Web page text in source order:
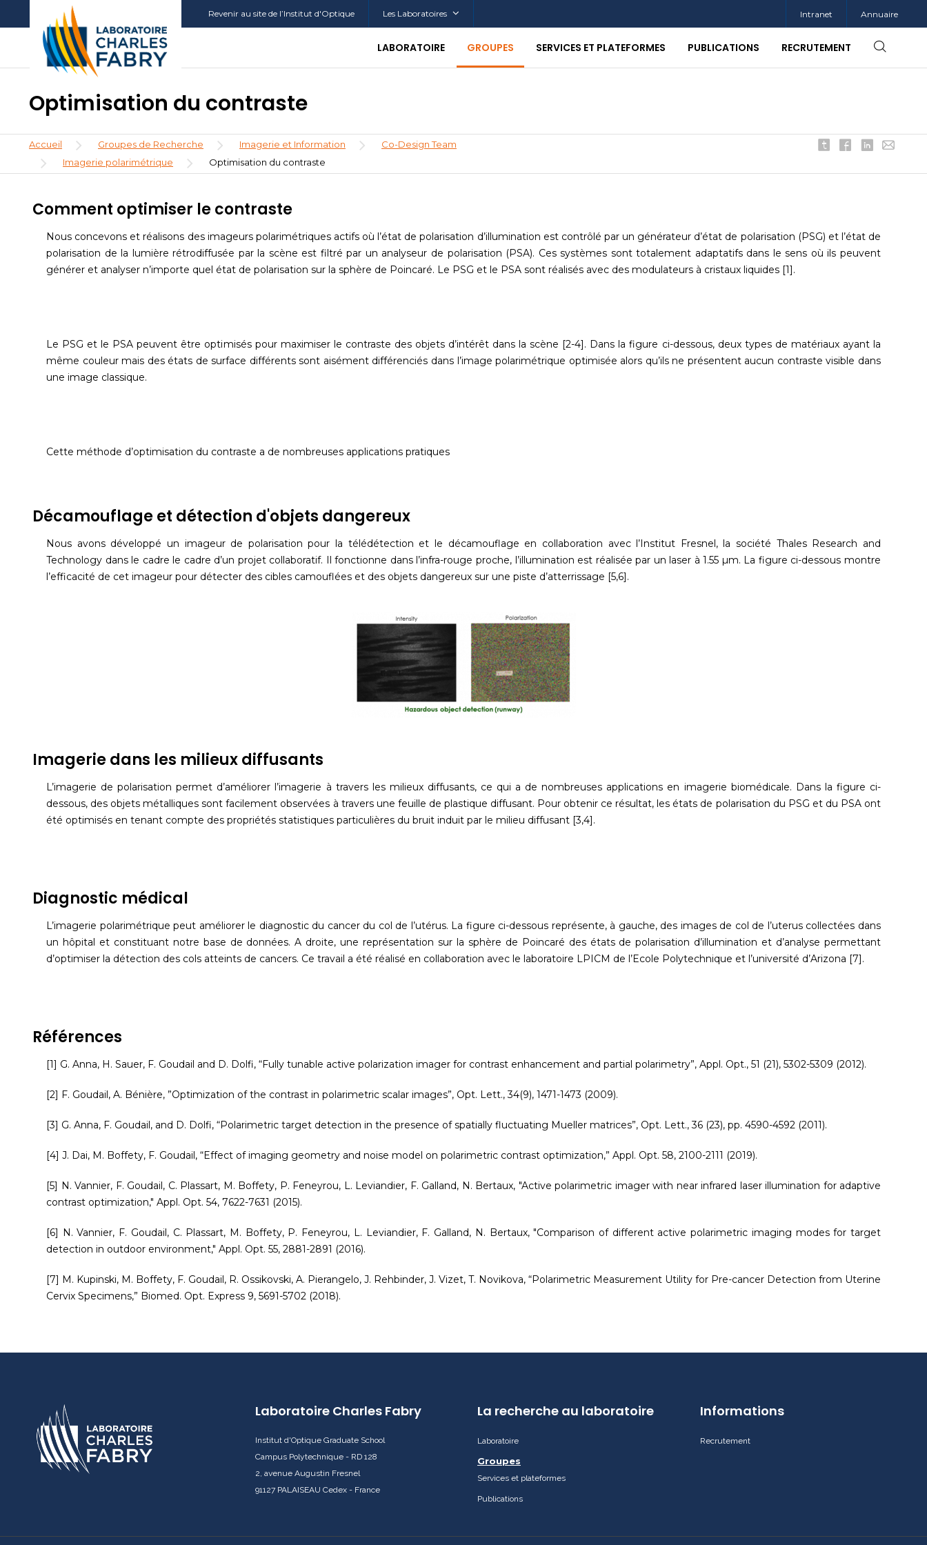
recherche
Revenir au site de l’Institut d'Optique Les Laboratoires Intranet Annuaire
LABORATOIRE GROUPES SERVICES ET PLATEFORMES PUBLICATIONS RECRUTEMENT
Optimisation du contraste
Fil
d'Ariane
Accueil Groupes de Recherche Imagerie et Information
Co-Design Team
Imagerie polarimétrique
Optimisation du contraste
Comment optimiser le contraste
Nous concevons et réalisons des imageurs polarimétriques actifs où l’état de polarisation d’illumination est contrôlé par un générateur d’état de polarisation (PSG) et l’état de
polarisation de la lumière rétrodiffusée par la scène est filtré par un analyseur de polarisation (PSA). Ces systèmes sont totalement adaptatifs dans le sens où ils peuvent
générer et analyser n’importe quel état de polarisation sur la sphère de Poincaré. Le PSG et le PSA sont réalisés avec des modulateurs à cristaux liquides [1].
Le PSG et le PSA peuvent être optimisés pour maximiser le contraste des objets d’intérêt dans la scène [2-4]. Dans la figure ci-dessous, deux types de matériaux ayant la
même couleur mais des états de surface différents sont aisément différenciés dans l’image polarimétrique optimisée alors qu’ils ne présentent aucun contraste visible dans
une image classique.
Cette méthode d’optimisation du contraste a de nombreuses applications pratiques
Décamouflage et détection d'objets dangereux
Nous avons développé un imageur de polarisation pour la télédétection et le décamouflage en collaboration avec l’Institut Fresnel, la société Thales Research and
Technology dans le cadre le cadre d’un projet collaboratif. Il fonctionne dans l’infra-rouge proche, l’illumination est réalisée par un laser à 1.55 µm. La figure ci-dessous montre
l’efficacité de cet imageur pour détecter des cibles camouflées et des objets dangereux sur une piste d’atterrissage [5,6].
Imagerie dans les milieux diffusants
L’imagerie de polarisation permet d’améliorer l’imagerie à travers les milieux diffusants, ce qui a de nombreuses applications en imagerie biomédicale. Dans la figure ci-
dessous, des objets métalliques sont facilement observées à travers une feuille de plastique diffusant. Pour obtenir ce résultat, les états de polarisation du PSG et du PSA ont
été optimisés en tenant compte des propriétés statistiques particulières du bruit induit par le milieu diffusant [3,4].
Diagnostic médical
L’imagerie polarimétrique peut améliorer le diagnostic du cancer du col de l’utérus. La figure ci-dessous représente, à gauche, des images de col de l’uterus collectées dans
un hôpital et constituant notre base de données. A droite, une représentation sur la sphère de Poincaré des états de polarisation d’illumination et d’analyse permettant
d’optimiser la détection des cols atteints de cancers. Ce travail a été réalisé en collaboration avec le laboratoire LPICM de l’Ecole Polytechnique et l’université d’Arizona [7].
Références
[1] G. Anna, H. Sauer, F. Goudail and D. Dolfi, “Fully tunable active polarization imager for contrast enhancement and partial polarimetry”, Appl. Opt., 51 (21), 5302-5309 (2012).
[2] F. Goudail, A. Bénière, ”Optimization of the contrast in polarimetric scalar images”, Opt. Lett., 34(9), 1471-1473 (2009).
[3] G. Anna, F. Goudail, and D. Dolfi, “Polarimetric target detection in the presence of spatially fluctuating Mueller matrices”, Opt. Lett., 36 (23), pp. 4590-4592 (2011).
[4] J. Dai, M. Boffety, F. Goudail, “Effect of imaging geometry and noise model on polarimetric contrast optimization,” Appl. Opt. 58, 2100-2111 (2019).
[5] N. Vannier, F. Goudail, C. Plassart, M. Boffety, P. Feneyrou, L. Leviandier, F. Galland, N. Bertaux, "Active polarimetric imager with near infrared laser illumination for adaptive
contrast optimization," Appl. Opt. 54, 7622-7631 (2015).
[6] N. Vannier, F. Goudail, C. Plassart, M. Boffety, P. Feneyrou, L. Leviandier, F. Galland, N. Bertaux, "Comparison of different active polarimetric imaging modes for target
detection in outdoor environment," Appl. Opt. 55, 2881-2891 (2016).
[7] M. Kupinski, M. Boffety, F. Goudail, R. Ossikovski, A. Pierangelo, J. Rehbinder, J. Vizet, T. Novikova, “Polarimetric Measurement Utility for Pre-cancer Detection from Uterine
Cervix Specimens,” Biomed. Opt. Express 9, 5691-5702 (2018).
Laboratoire Charles Fabry
Institut d'Optique Graduate School
Campus Polytechnique - RD 128
2, avenue Augustin Fresnel
91127 PALAISEAU Cedex - France
La recherche au laboratoire
Laboratoire
Groupes
Services et plateformes
Publications
Informations
Recrutement